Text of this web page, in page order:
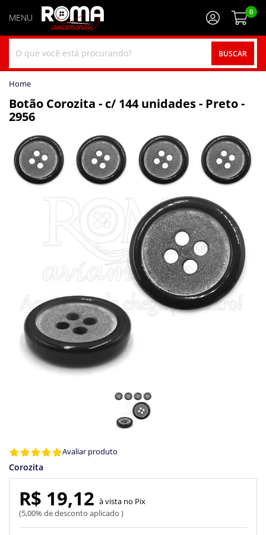
BUSCAR
0
home
Botão Corozita - c/ 144 unidades - Preto -
2956
Avaliar produto
Corozita
R$ 19,12
5,00% de desconto aplicado
Pix